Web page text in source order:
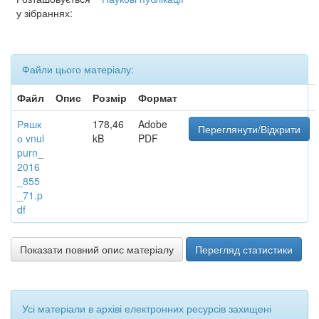
у зібраннях:
Файли цього матеріалу:
Файл
Опис Розмір
Формат
Ряшк
о vnul
purn_
2016
_855
_71.p
df
178,46
kB
Adobe
PDF
Переглянути/Відкрити
Показати повний опис матеріалу Перегляд статистики
Усі матеріали в архіві електронних ресурсів захищені